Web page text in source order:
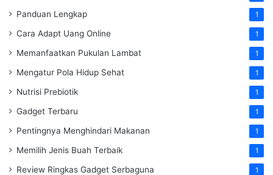
Panduan Lengkap 1
Cara Adapt Uang Online 1
Memanfaatkan Pukulan Lambat 1
Mengatur Pola Hidup Sehat 1
Nutrisi Prebiotik 1
Gadget Terbaru 1
Pentingnya Menghindari Makanan 1
Memilih Jenis Buah Terbaik 1
Review Ringkas Gadget Serbaguna 1